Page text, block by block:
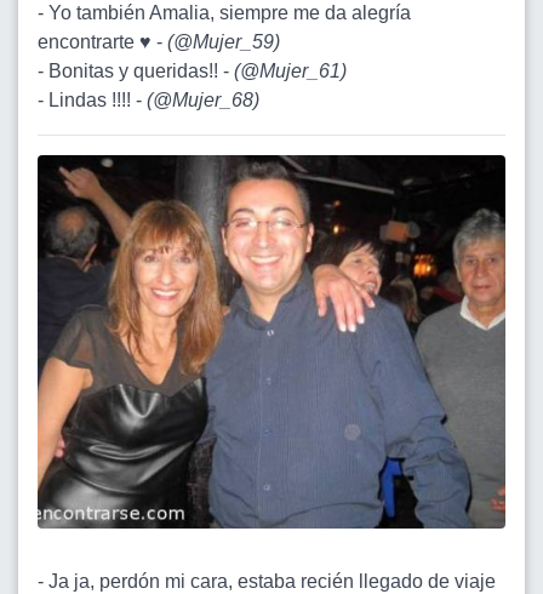
- Yo también Amalia, siempre me da alegría
encontrarte ♥ - (@Mujer_59)
- Bonitas y queridas!! - (@Mujer_61)
- Lindas !!!! - (@Mujer_68)
- Ja ja, perdón mi cara, estaba recién llegado de viaje